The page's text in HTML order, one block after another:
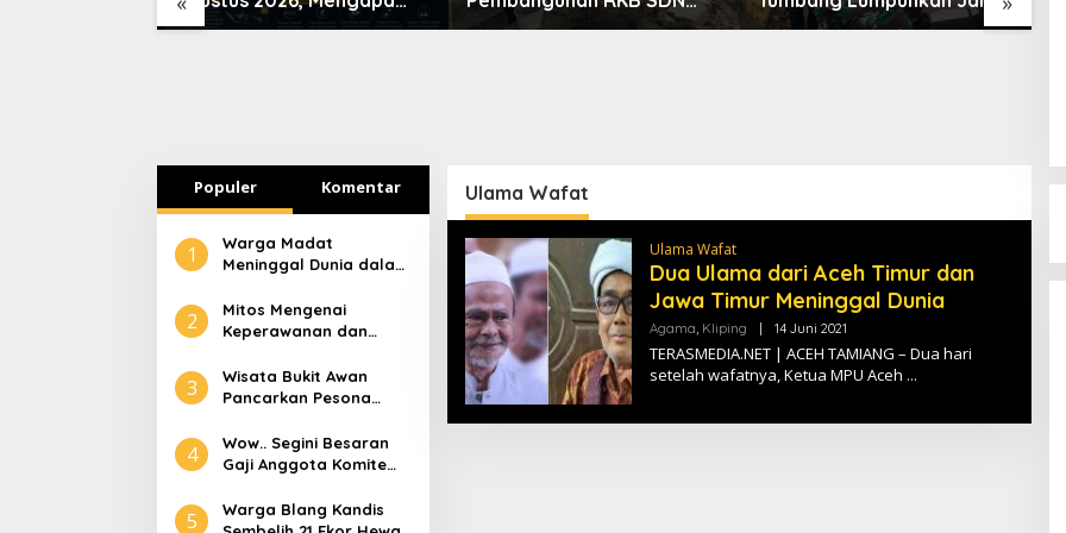
Indonesia Tidak Bisa
Tanah Rata Peureulak
Nasional Tapaktuan-
Populer Komentar
1
Warga Madat
Meninggal Dunia dalam
2
Mitos Mengenai
Keperawanan dan
3
Wisata Bukit Awan
Pancarkan Pesona
Tamiang
4
Wow.. Segini Besaran
Gaji Anggota Komite
5
Warga Blang Kandis
Ulama Wafat
Ulama Wafat
Dua Ulama dari Aceh Timur dan
Jawa Timur Meninggal Dunia
Agama, Kliping 14 Juni 2021
L
E
H
R
TERASMEDIA.NET | ACEH TAMIANG – Dua hari
setelah wafatnya, Ketua MPU Aceh